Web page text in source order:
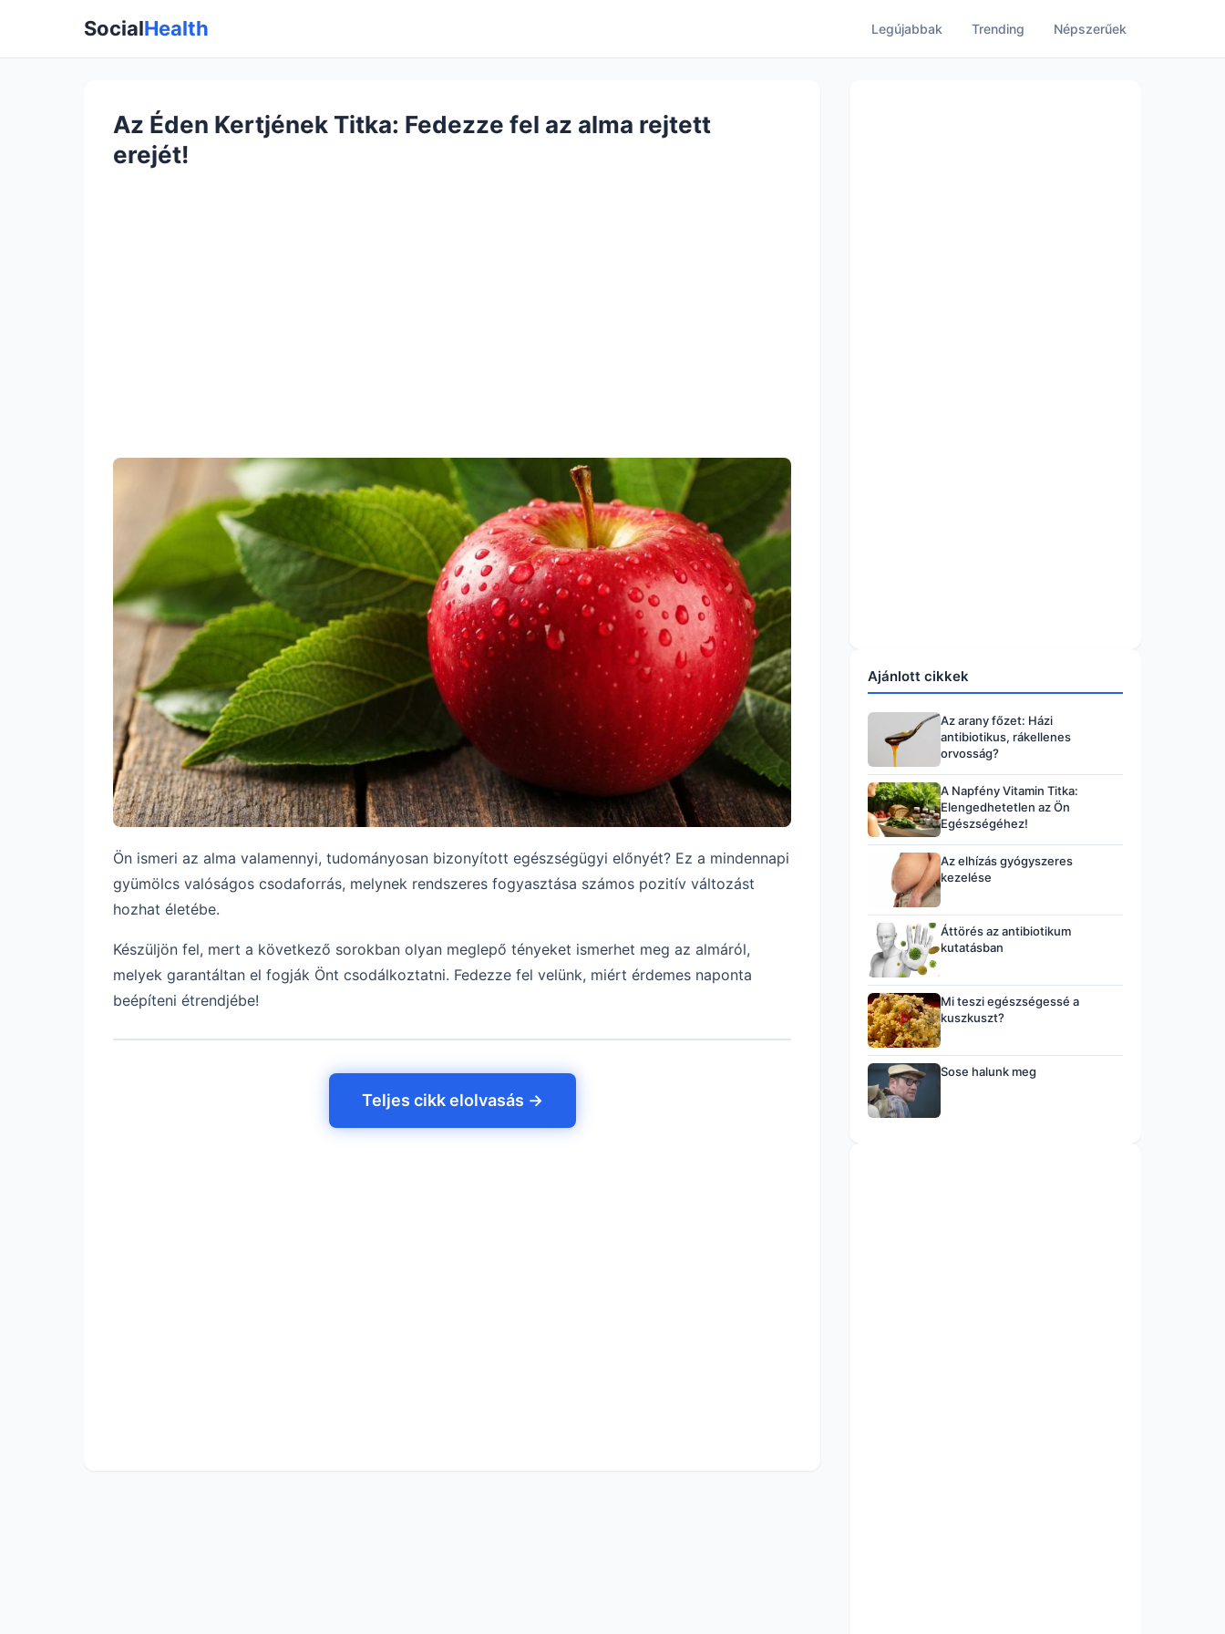
SocialHealth Legújabbak Trending Népszerűek
Az Éden Kertjének Titka: Fedezze fel az alma rejtett
erejét!
Ön ismeri az alma valamennyi, tudományosan bizonyított egészségügyi előnyét? Ez a mindennapi
gyümölcs valóságos csodaforrás, melynek rendszeres fogyasztása számos pozitív változást
hozhat életébe.
Készüljön fel, mert a következő sorokban olyan meglepő tényeket ismerhet meg az almáról,
melyek garantáltan el fogják Önt csodálkoztatni. Fedezze fel velünk, miért érdemes naponta
beépíteni étrendjébe!
Teljes cikk elolvasás →
Ajánlott cikkek
Az arany főzet: Házi
antibiotikus, rákellenes
orvosság?
A Napfény Vitamin Titka:
Elengedhetetlen az Ön
Egészségéhez!
Az elhízás gyógyszeres
kezelése
Áttörés az antibiotikum
kutatásban
Mi teszi egészségessé a
kuszkuszt?
Sose halunk meg